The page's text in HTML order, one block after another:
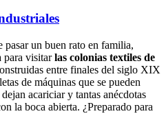
pasar un buen rato en familia,
para visitarlas colonias textiles de
entre finales del siglo XIX
de máquinas que se pueden
acariciar y tantas anécdotas
la boca abierta. ¿Preparado para